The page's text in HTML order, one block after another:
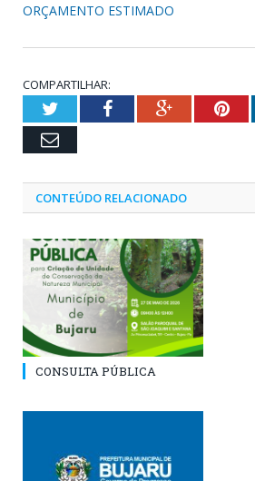
ORÇAMENTO ESTIMADO
COMPARTILHAR:
TwitterFacebookGoogle+
Email
CONTEÚDO RELACIONADO
CONSULTA PÚBLICA